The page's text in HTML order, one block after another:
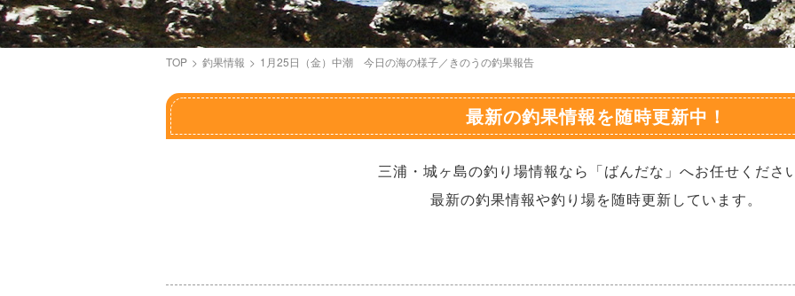
TOP > 釣果情報 > 1月25日（金）中潮 今日の海の様子／きのうの釣果報告
最新の釣果情報を随時更新中！
三浦・城ヶ島の釣り場情報なら「ばんだな」へお任せくださ
最新の釣果情報や釣り場を随時更新しています。